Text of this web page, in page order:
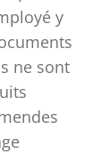
y
ne sont